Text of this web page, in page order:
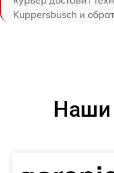
Kuppersbusch и
Наши